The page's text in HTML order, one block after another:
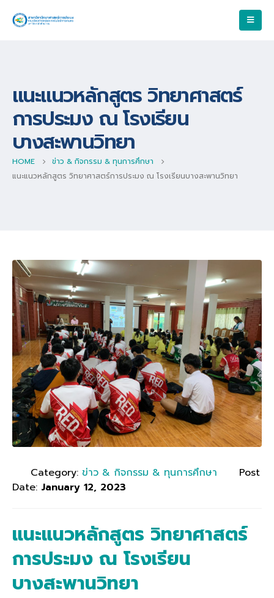
แนะแนวหลักสูตร วิทยาศาสตร์
การประมง ณ โรงเรียน
บางสะพานวิทยา
HOME
ข่าว & กิจกรรม & ทุนการศึกษา
แนะแนวหลักสูตร วิทยาศาสตร์การประมง ณ โรงเรียนบางสะพานวิทยา
Category: ข่าว & กิจกรรม & ทุนการศึกษา
Post
Date: January 12, 2023
แนะแนวหลักสูตร วิทยาศาสตร์
การประมง ณ โรงเรียน
บางสะพานวิทยา